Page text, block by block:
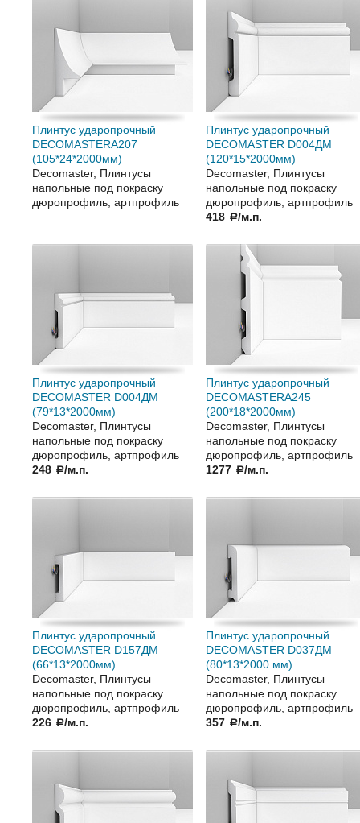
Плинтус ударопрочный
DECOMASTERA207
(105*24*2000мм)
Decomaster, Плинтусы
напольные под покраску
дюропрофиль, артпрофиль
Плинтус ударопрочный
DECOMASTER D004ДМ
(120*15*2000мм)
Decomaster, Плинтусы
напольные под покраску
дюропрофиль, артпрофиль
418 a/м.п.
Плинтус ударопрочный
DECOMASTER D004ДМ
(79*13*2000мм)
Decomaster, Плинтусы
напольные под покраску
дюропрофиль, артпрофиль
248 a/м.п.
Плинтус ударопрочный
DECOMASTERA245
(200*18*2000мм)
Decomaster, Плинтусы
напольные под покраску
дюропрофиль, артпрофиль
1277 a/м.п.
Плинтус ударопрочный
DECOMASTER D157ДМ
(66*13*2000мм)
Decomaster, Плинтусы
напольные под покраску
дюропрофиль, артпрофиль
226 a/м.п.
Плинтус ударопрочный
DECOMASTER D037ДМ
(80*13*2000 мм)
Decomaster, Плинтусы
напольные под покраску
дюропрофиль, артпрофиль
357 a/м.п.